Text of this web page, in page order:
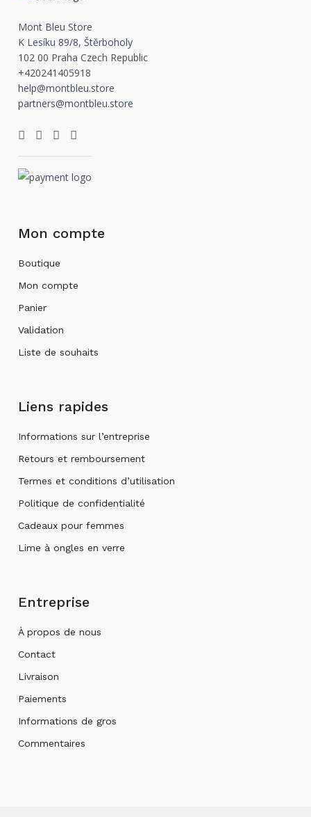
Mont Bleu Store
K Lesíku 89/8, Štěrboholy
102 00 Praha Czech Republic
+420241405918
help@montbleu.store
partners@montbleu.store
Mon compte
Boutique
Mon compte
Panier
Validation
Liste de souhaits
Liens rapides
Informations sur l’entreprise
Retours et remboursement
Termes et conditions d’utilisation
Politique de confidentialité
Cadeaux pour femmes
Lime à ongles en verre
Entreprise
À propos de nous
Contact
Livraison
Paiements
Informations de gros
Commentaires